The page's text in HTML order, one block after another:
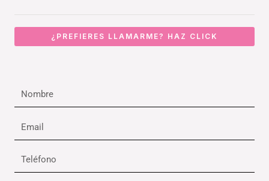
¿PREFIERES LLAMARME? HAZ CLICK
Nombre
Email
Teléfono